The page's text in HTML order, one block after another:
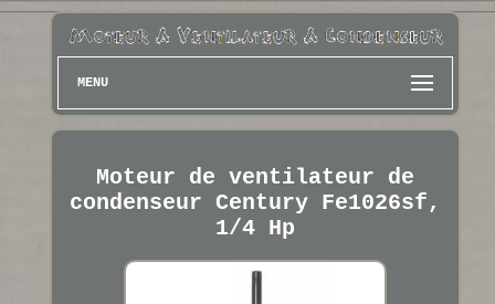
MENU
Moteur de ventilateur de
condenseur Century Fe1026sf,
1/4 Hp